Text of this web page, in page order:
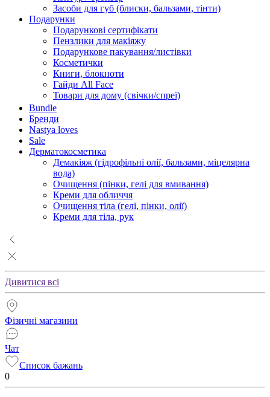
Засоби для губ (блиски, бальзами, тінти)
Подарунки
Подарункові сертифікати
Пензлики для макіяжу
Подарункове пакування/листівки
Косметички
Книги, блокноти
Гайди All Face
Товари для дому (свічки/спреї)
Bundle
Бренди
Nastya loves
Sale
Дерматокосметика
Демакіяж (гідрофільні олії, бальзами, міцелярна
вода)
Очищення (пінки, гелі для вмивання)
Креми для обличчя
Очищення тіла (гелі, пінки, олії)
Креми для тіла, рук
Дивитися всі
Фізичні магазини
Чат
Список бажань
0